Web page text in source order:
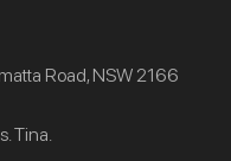
Road, NSW 2166
Tina.